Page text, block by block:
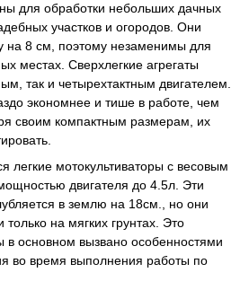
для обработки небольших дачных
участков и огородов. Они
на 8 см, поэтому незаменимы для
местах. Сверхлегкие агрегаты
так и четырехтактным двигателем.
экономнее и тише в работе, чем
своим компактным размерам, их
легкие мотокультиваторы с весовым
двигателя до 4.5л. Эти
в землю на 18см., но они
на мягких грунтах. Это
в основном вызвано особенностями
во время выполнения работы по